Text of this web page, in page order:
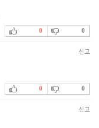
0 0
신고
0 0
신고